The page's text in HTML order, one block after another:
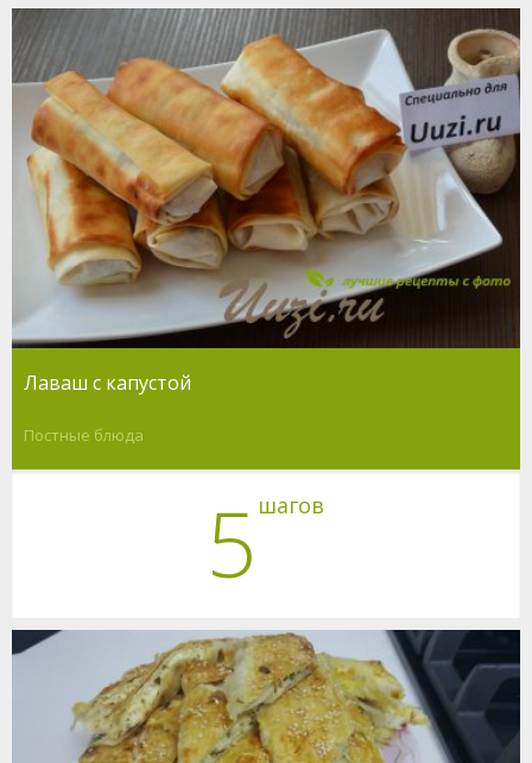
Лаваш с капустой
Постные блюда
5 шагов